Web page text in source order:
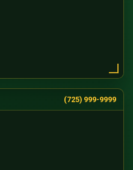
(725) 999-9999